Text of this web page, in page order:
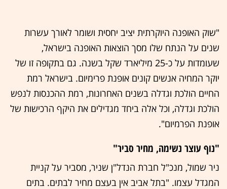
"שוק האופנה היוקרתית יציב יחסית ושומר לאורך עשרות
שנים על הנתח שלו מסך הוצאות האופנה בישראל,
שעומדות על כ-25 מיליארד שקל בשנה. גם בתקופה זו של
יוקר המחיה אנשים קונים אופנת פרימיום. בישראל רמת
החיים הולכת וגדלה בשנים האחרונות, רמת ההכנסות לנפש
הולכת וגדלה, וכל אלה ביחד מגדילים את היקף הרכישות של
אופנת הפרמיום".
"נוף עוצר נשימה, מחיר סביר"
ניר שמול, מנכ"ל חברת הנדל"ן שניר, מסביר על קניית
המגדל עצמו. "בתל אביב אין בעצם מחיר לבתים. בתים